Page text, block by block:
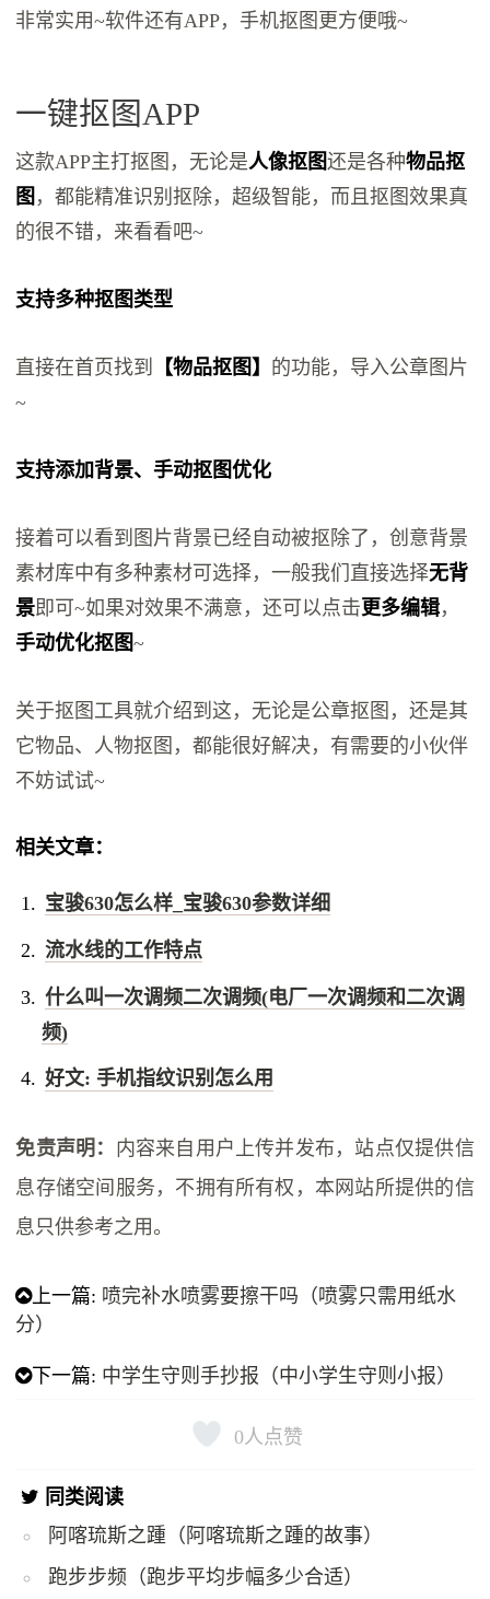
非常实用~软件还有APP，手机抠图更方便哦~
一键抠图APP
这款APP主打抠图，无论是人像抠图还是各种物品抠
图 ，都能精准识别抠除，超级智能，而且抠图效果真
的很不错，来看看吧~
支持多种抠图类型
直接在首页找到 【物品抠图】 的功能，导入公章图片
~
支持添加背景、手动抠图优化
接着可以看到图片背景已经自动被抠除了，创意背景
素材库中有多种素材可选择，一般我们直接选择无背
景即可~如果对效果不满意，还可以点击更多编辑，
手动优化抠图~
关于抠图工具就介绍到这，无论是公章抠图，还是其
它物品、人物抠图，都能很好解决，有需要的小伙伴
不妨试试~
相关文章：
宝骏630怎么样_宝骏630参数详细
流水线的工作特点
什么叫一次调频二次调频(电厂一次调频和二次调
频)
好文: 手机指纹识别怎么用
免责声明： 内容来自用户上传并发布，站点仅提供信
息存储空间服务，不拥有所有权，本网站所提供的信
息只供参考之用。
上一篇: 喷完补水喷雾要擦干吗（喷雾只需用纸水
分）
下一篇: 中学生守则手抄报（中小学生守则小报）
0 人点赞
同类阅读
阿喀琉斯之踵（阿喀琉斯之踵的故事）
跑步步频（跑步平均步幅多少合适）